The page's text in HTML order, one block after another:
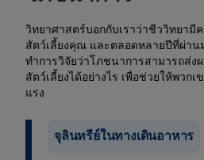
วิทยาศาสตร์บอกกับเราว่าชีววิทยา
สัตว์เลี้ยงคุณ และตลอดหลายปีที่ผ่าน
ทำการวิจัยว่าโภชนาการสามารถส่ง
สัตว์เลี้ยงได้อย่างไร เพื่อช่วยให้พวก
แรง
จุลินทรีย์ในทางเดินอาหาร